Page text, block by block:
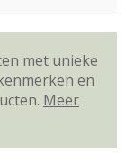
met unieke
en
Meer